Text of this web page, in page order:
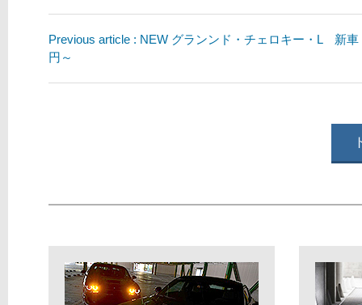
Previous article : NEW グランンド・チェロキー・L 新
円～